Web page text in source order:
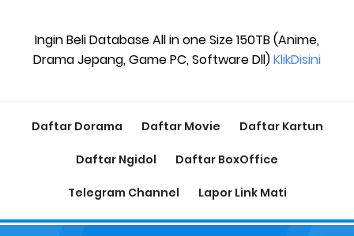
Ingin Beli Database All in one Size 150TB (Anime,
Drama Jepang, Game PC, Software Dll)KlikDisini
Daftar Dorama Daftar Movie Daftar Kartun
Daftar Ngidol Daftar BoxOffice
Telegram Channel Lapor Link Mati